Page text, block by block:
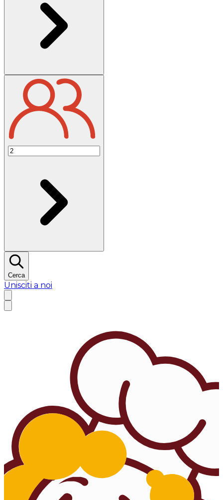
Cerca
Unisciti a noi